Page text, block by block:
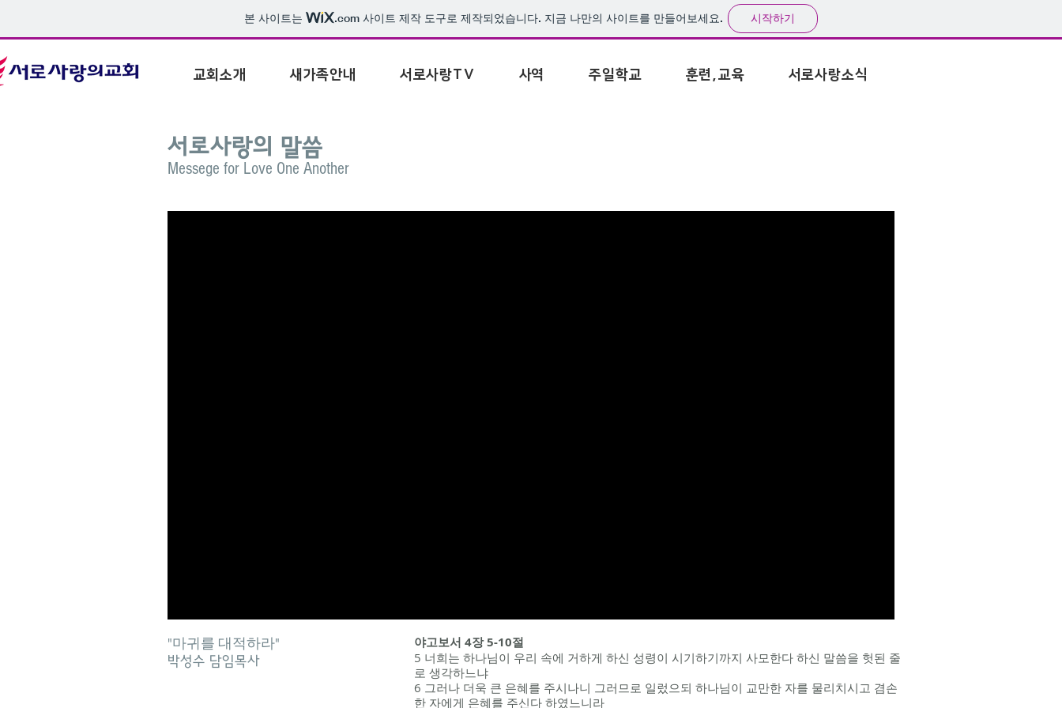
본 사이트는 .com 사이트 제작 도구로 제작되었습니다. 지금 나만의 사이트를 만들어보세요. 시작하기
교회소개 새가족안내 서로사랑TV 사역 주일학교 훈련,교육 서로사랑소식
서로사랑의 말씀
Messege for Love One Another
"마귀를 대적하라"
박성수 담임목사
야고보서 4장 5-10절
5 너희는 하나님이 우리 속에 거하게 하신 성령이 시기하기까지 사모한다 하신 말씀을 헛된 줄
로 생각하느냐
6 그러나 더욱 큰 은혜를 주시나니 그러므로 일렀으되 하나님이 교만한 자를 물리치시고 겸손
한 자에게 은혜를 주신다 하였느니라